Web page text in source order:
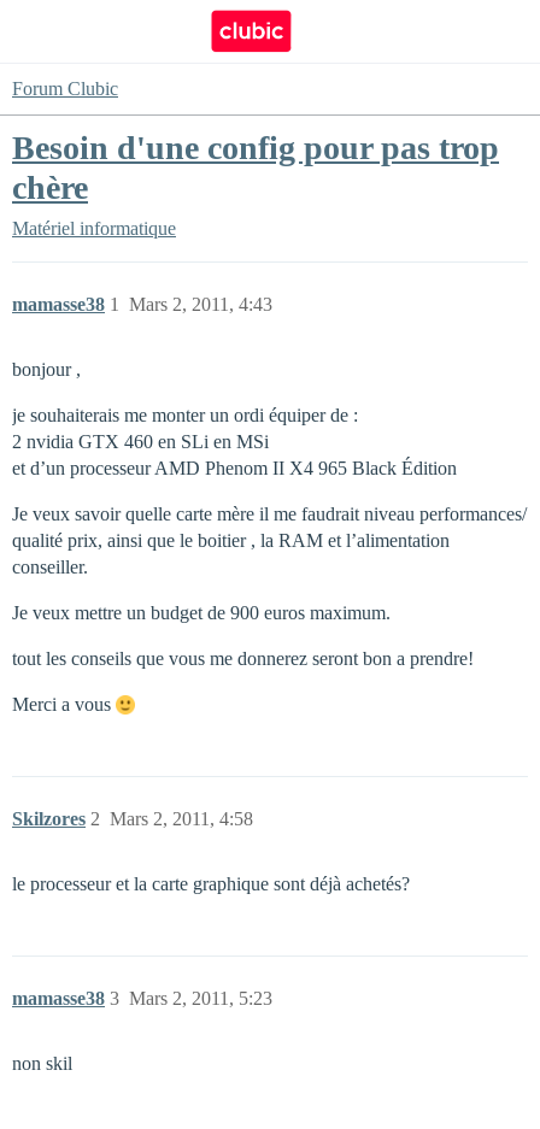
Forum Clubic
Besoin d'une config pour pas trop
chère
Matériel informatique
mamasse38 Mars 2, 2011, 4:43
1
bonjour ,
je souhaiterais me monter un ordi équiper de :
2 nvidia GTX 460 en SLi en MSi
et d’un processeur AMD Phenom II X4 965 Black Édition
Je veux savoir quelle carte mère il me faudrait niveau performances/
qualité prix, ainsi que le boitier , la RAM et l’alimentation
conseiller.
Je veux mettre un budget de 900 euros maximum.
tout les conseils que vous me donnerez seront bon a prendre!
Merci a vous
Skilzores Mars 2, 2011, 4:58
2
le processeur et la carte graphique sont déjà achetés?
mamasse38 Mars 2, 2011, 5:23
3
non skil